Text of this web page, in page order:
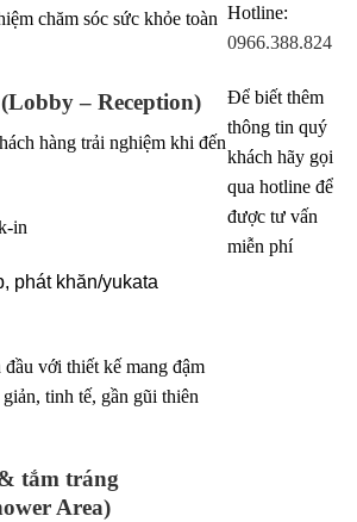
chăm sóc sức khỏe toàn
– Reception)
hàng trải nghiệm khi đến
in
phát khăn/yukata
với thiết kế mang đậm
tinh tế, gần gũi thiên
tắm tráng
Area)
Hotline:
0966.388.824
Để biết thêm
thông tin quý
khách hãy gọi
qua hotline để
được tư vấn
miễn phí